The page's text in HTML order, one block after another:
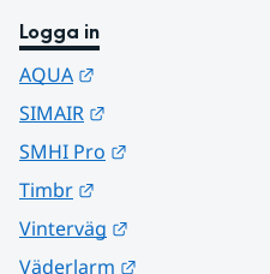
Logga in
AQUA
SIMAIR
SMHI Pro
Timbr
Vinterväg
Väderlarm